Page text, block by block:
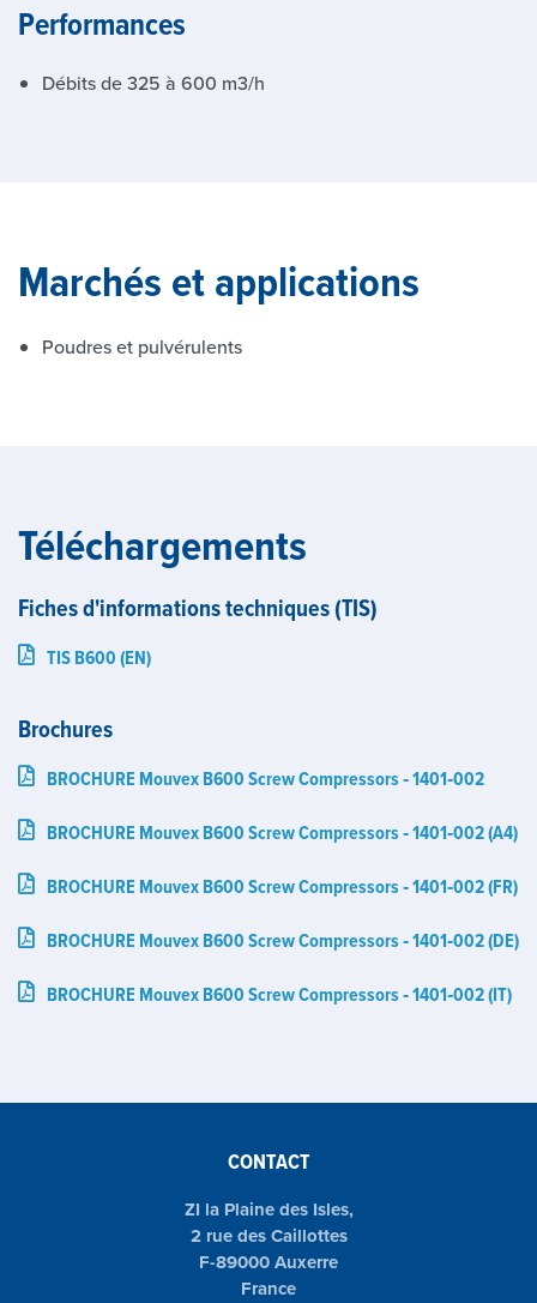
Performances
Débits de 325 à 600 m3/h
Marchés et applications
Poudres et pulvérulents
Téléchargements
Fiches d'informations techniques (TIS)
TIS B600 (EN)
Brochures
BROCHURE Mouvex B600 Screw Compressors ‑ 1401‑002
BROCHURE Mouvex B600 Screw Compressors ‑ 1401‑002 (A4)
BROCHURE Mouvex B600 Screw Compressors ‑ 1401‑002 (FR)
BROCHURE Mouvex B600 Screw Compressors ‑ 1401‑002 (DE)
BROCHURE Mouvex B600 Screw Compressors ‑ 1401‑002 (IT)
CONTACT
ZI la Plaine des Isles,
2 rue des Caillottes
F-89000 Auxerre
France